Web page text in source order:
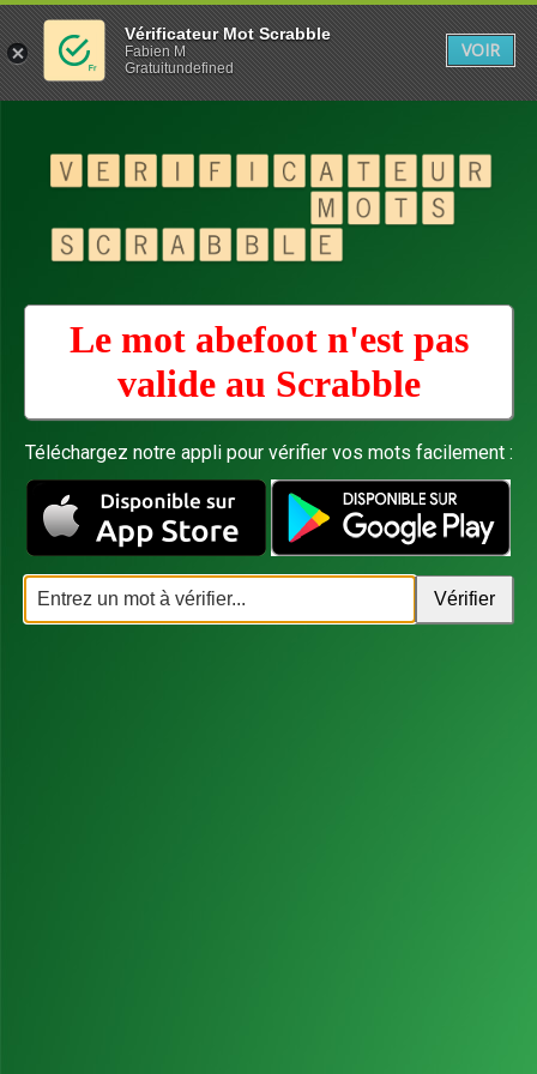
Le mot abefoot n'est pas
valide au Scrabble
Téléchargez notre appli pour vérifier vos mots facilement :
Vérificateur Mot Scrabble
Fabien M
Gratuitundefined
VOIR